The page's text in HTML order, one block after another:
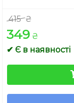
415 ₴
349 ₴
✔ Є в наявності